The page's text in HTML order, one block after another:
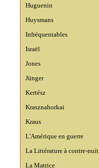
Huguenin
Huysmans
Infréquentables
Israël
Jones
Jünger
Kertész
Krasznahorkai
Kraus
L'Amérique en guerre
La Littérature à contre-nuit
La Matrice